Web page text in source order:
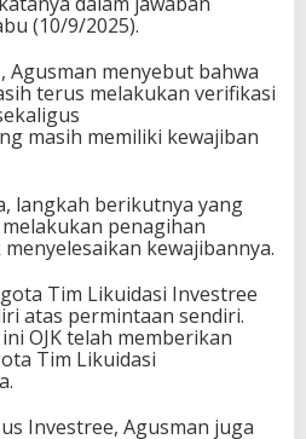
(10/9/2025).
Agusman menyebut bahwa
terus melakukan verifikasi
masih memiliki kewajiban
langkah berikutnya yang
penagihan
kewajibannya.
Tim Likuidasi Investree
atas permintaan sendiri.
OJK telah memberikan
Tim Likuidasi
Investree, Agusman juga